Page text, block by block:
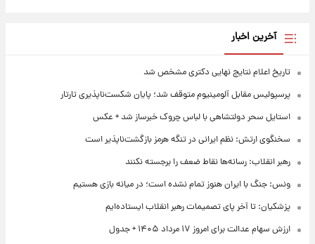
آخرین اخبار
تاریخ اعلام نتایج نهایی دکتری مشخص شد
پرسپولیس مقابل آلومینیوم متوقف شد؛ پایان شکست‌ناپذیری تارتار
استایل سحر دولتشاهی با لباس چروک خبرساز شد + عکس
سخنگوی ارتش: نظم ایرانی در تنگه هرمز بازگشت‌ناپذیر است
رهبر انقلاب: رسانه‌ها نقاط ضعف را برجسته نکنند
ونس: جنگ با ایران هنوز تمام نشده است؛ در میانه بازی هستیم
پزشکیان: تا آخر پای تصمیمات رهبر انقلاب ایستاده‌ایم
ارزش سهام عدالت برای امروز ۱۷ مرداد ۱۴۰۵ + جدول